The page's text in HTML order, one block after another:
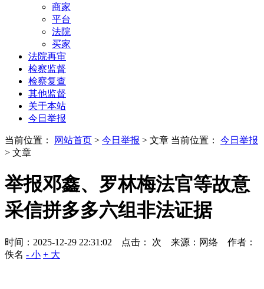
商家
平台
法院
买家
法院再审
检察监督
检察复查
其他监督
关于本站
今日举报
当前位置： 网站首页 > 今日举报 > 文章 当前位置： 今日举报
> 文章
举报邓鑫、罗林梅法官等故意
采信拼多多六组非法证据
时间：2025-12-29 22:31:02 点击： 次 来源：网络 作者：
佚名 - 小 + 大